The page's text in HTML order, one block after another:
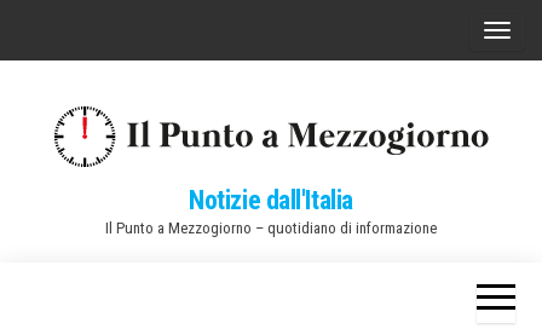
C
a
Notizie dall'Italia
Il Punto a Mezzogiorno – quotidiano di informazione